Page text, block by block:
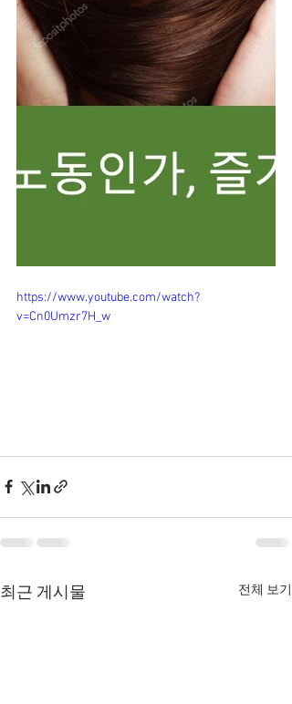
https://www.youtube.com/watch?
v=Cn0Umzr7H_w
최근 게시물 전체 보기